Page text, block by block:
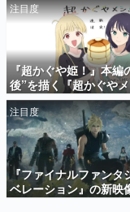
電ファミのいま読ま
アプリセール情報
インタビュー
連載・特
殿堂
SNS拡
ど。多
事をま
注目度
『超かぐや姫！』本編
後”を描く『超かぐやメ
Web連載決定。新たな
ガレーベル「ビビビコ
にて特別話が掲載スタ
のお話には…まだ続き
注目度
『ファイナルファン
ベレーション』の新映
26日早朝に公開へ。『